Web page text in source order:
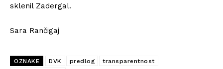
sklenil Zadergal.
Sara Rančigaj
OZNAKE DVK predlog
transparentnost